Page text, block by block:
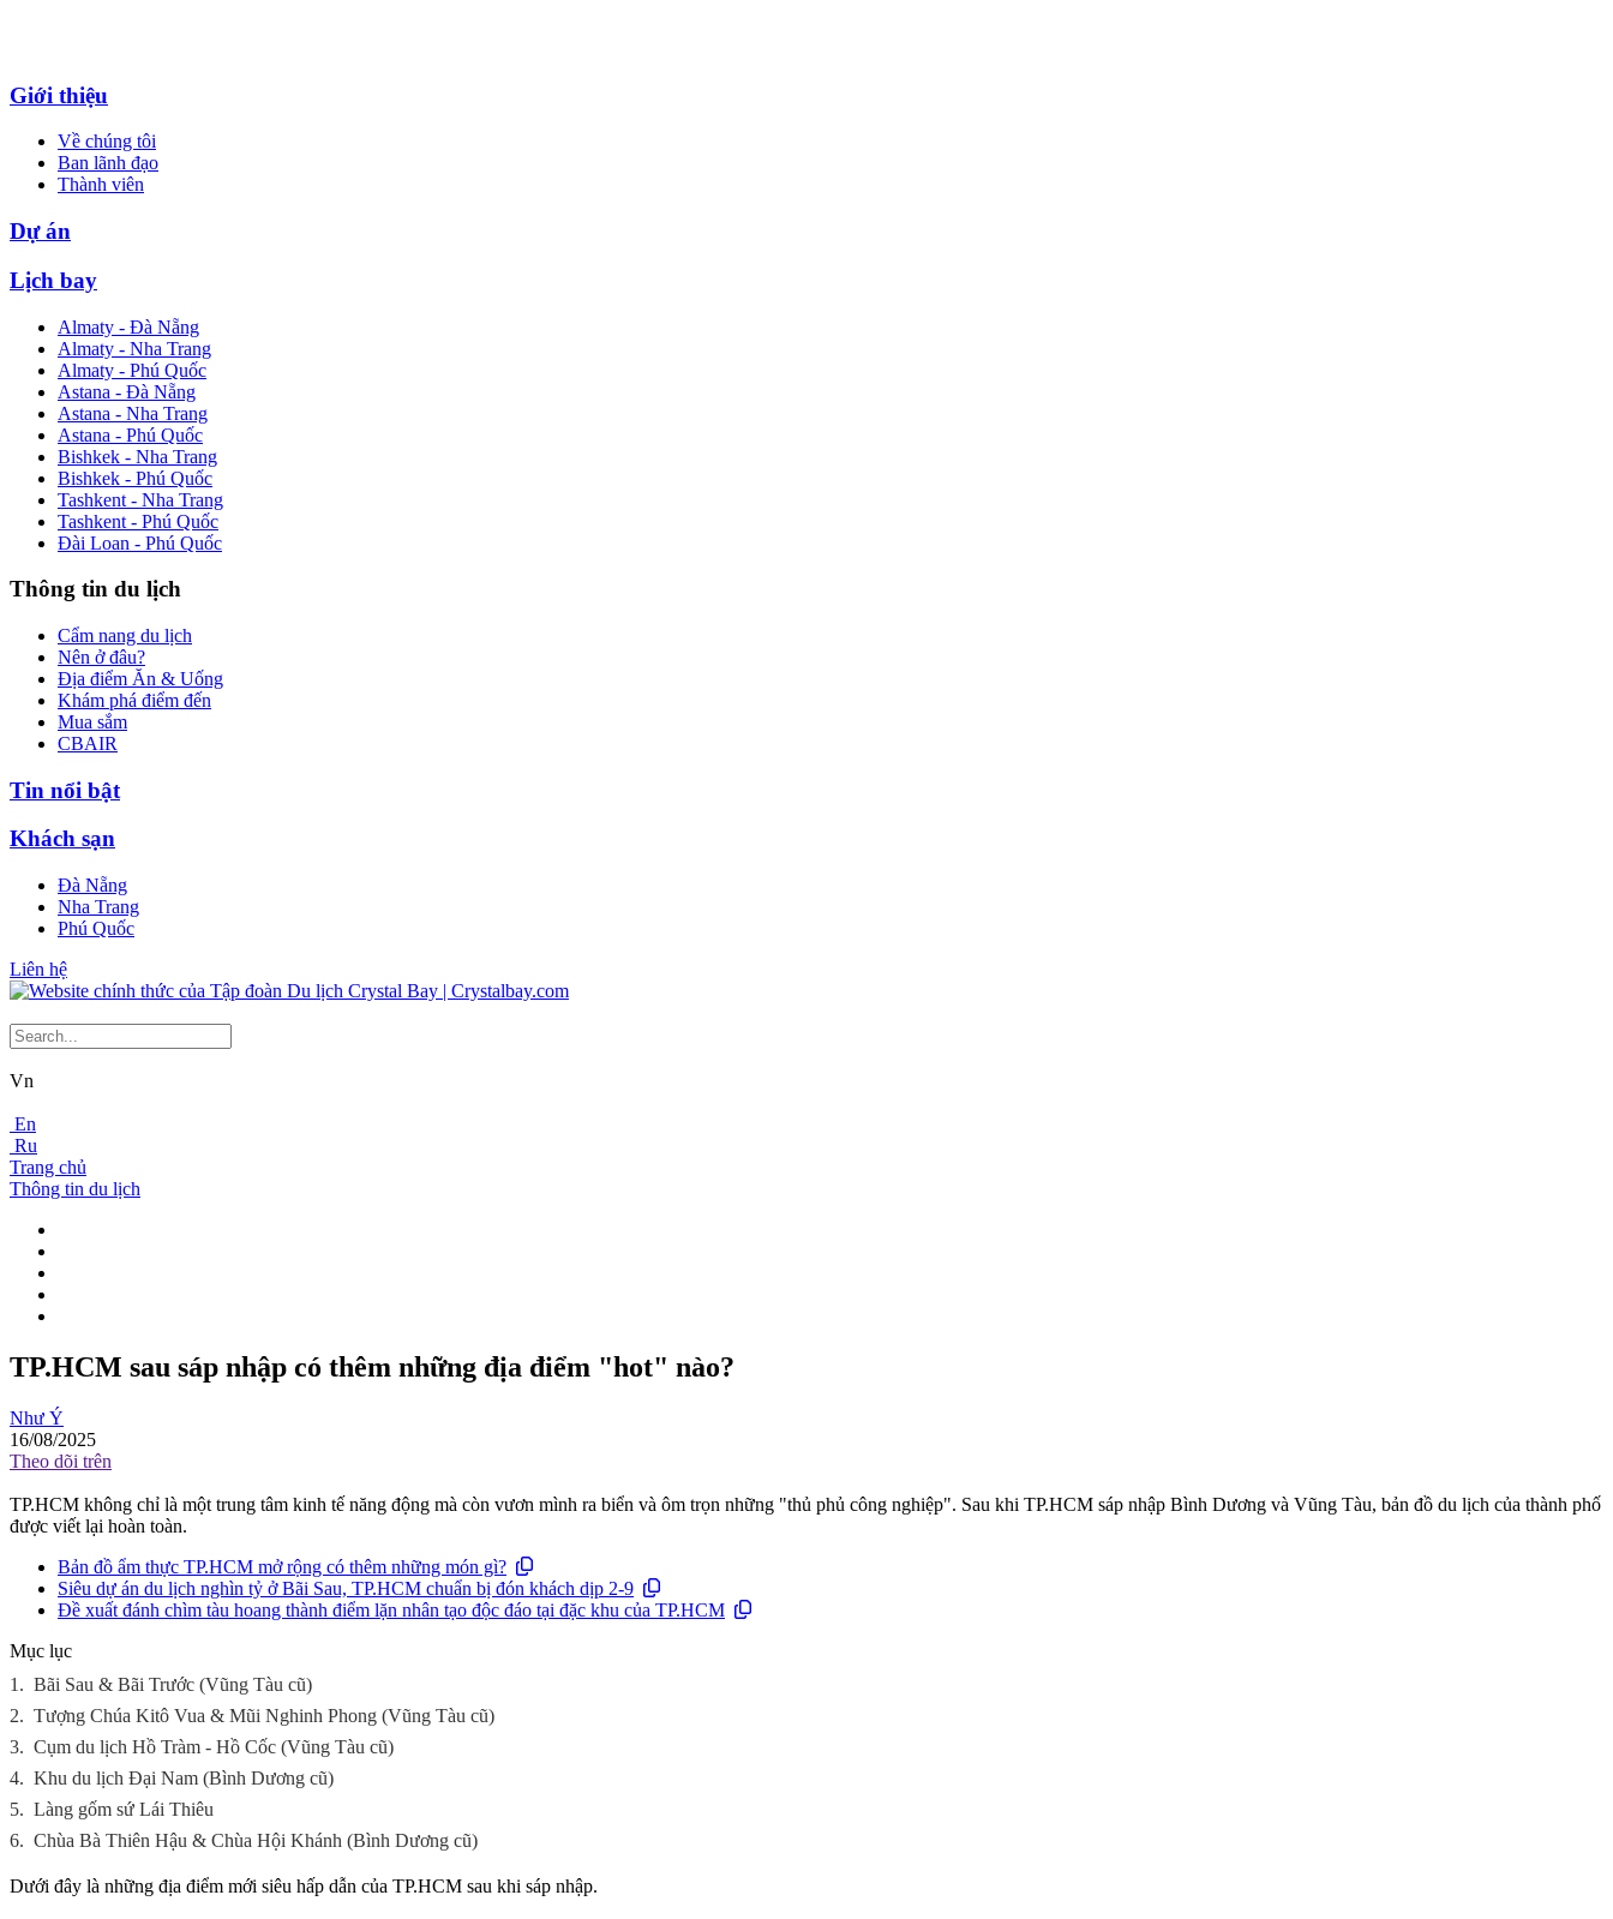
Giới thiệu
Về chúng tôi
Ban lãnh đạo
Thành viên
Dự án
Lịch bay
Almaty - Đà Nẵng
Almaty - Nha Trang
Almaty - Phú Quốc
Astana - Đà Nẵng
Astana - Nha Trang
Astana - Phú Quốc
Bishkek - Nha Trang
Bishkek - Phú Quốc
Tashkent - Nha Trang
Tashkent - Phú Quốc
Đài Loan - Phú Quốc
Thông tin du lịch
Cẩm nang du lịch
Nên ở đâu?
Địa điểm Ăn & Uống
Khám phá điểm đến
Mua sắm
CBAIR
Tin nổi bật
Khách sạn
Đà Nẵng
Nha Trang
Phú Quốc
Liên hệ
Vn
En
Ru
Trang chủ
Thông tin du lịch
TP.HCM sau sáp nhập có thêm những địa điểm "hot" nào?
Như Ý
16/08/2025
Theo dõi trên
TP.HCM không chỉ là một trung tâm kinh tế năng động mà còn vươn mình ra biển và ôm trọn những "thủ phủ công nghiệp". Sau khi TP.HCM sáp nhập Bình Dương và Vũng Tàu, bản đồ du lịch của thành phố
được viết lại hoàn toàn.
Bản đồ ẩm thực TP.HCM mở rộng có thêm những món gì?
Siêu dự án du lịch nghìn tỷ ở Bãi Sau, TP.HCM chuẩn bị đón khách dịp 2-9
Đề xuất đánh chìm tàu hoang thành điểm lặn nhân tạo độc đáo tại đặc khu của TP.HCM
Mục lục
1. Bãi Sau & Bãi Trước (Vũng Tàu cũ)
2. Tượng Chúa Kitô Vua & Mũi Nghinh Phong (Vũng Tàu cũ)
3. Cụm du lịch Hồ Tràm - Hồ Cốc (Vũng Tàu cũ)
4. Khu du lịch Đại Nam (Bình Dương cũ)
5. Làng gốm sứ Lái Thiêu
6. Chùa Bà Thiên Hậu & Chùa Hội Khánh (Bình Dương cũ)
Dưới đây là những địa điểm mới siêu hấp dẫn của TP.HCM sau khi sáp nhập.